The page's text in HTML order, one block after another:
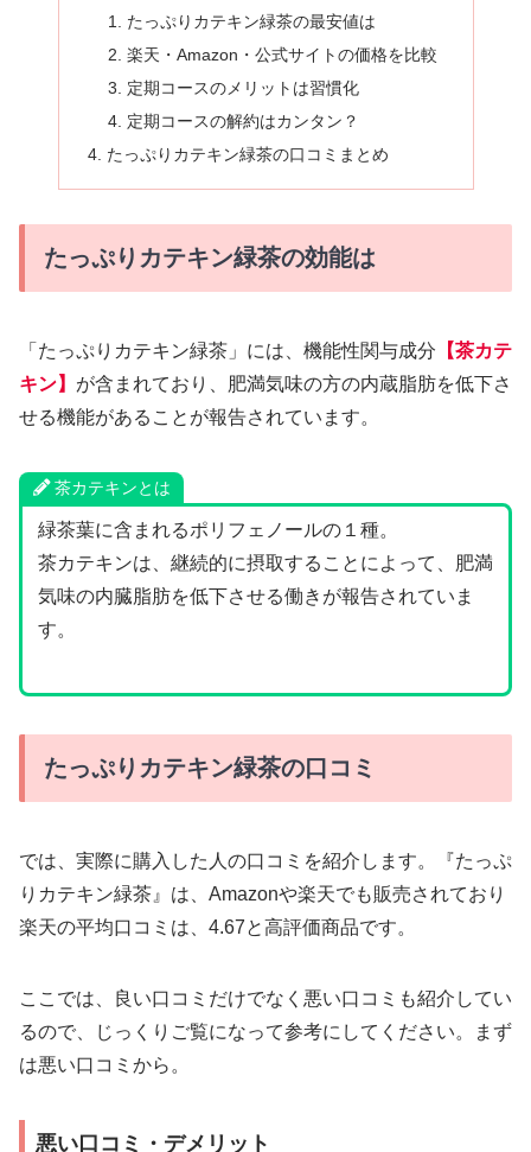
たっぷりカテキン緑茶の最安値は
楽天・Amazon・公式サイトの価格を比較
定期コースのメリットは習慣化
定期コースの解約はカンタン？
たっぷりカテキン緑茶の口コミまとめ
たっぷりカテキン緑茶の効能は
「たっぷりカテキン緑茶」には、機能性関与成分 【茶カテ
キン】 が含まれており、肥満気味の方の内蔵脂肪を低下さ
せる機能があることが報告されています。
茶カテキンとは
緑茶葉に含まれるポリフェノールの１種。
茶カテキンは、継続的に摂取することによって、肥満
気味の内臓脂肪を低下させる働きが報告されていま
す。
たっぷりカテキン緑茶の口コミ
では、実際に購入した人の口コミを紹介します。『たっぷ
りカテキン緑茶』は、Amazonや楽天でも販売されており
楽天の平均口コミは、4.67と高評価商品です。
ここでは、良い口コミだけでなく悪い口コミも紹介してい
るので、じっくりご覧になって参考にしてください。まず
は悪い口コミから。
悪い口コミ・デメリット